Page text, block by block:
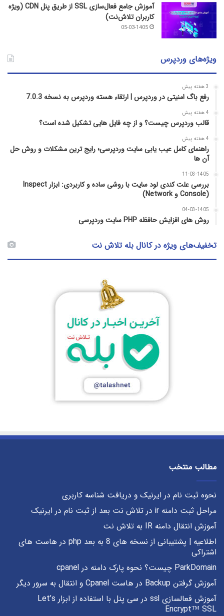
آموزش جامع فعال‌سازی SSL از طریق پنل CDN (ویژه
کاربران تلاش‌نت)
05-03-1405
ویژه‌های وردپرس
3 هفته پیش
رفع باگ امنیتی در وردپرس | ارتقاء هسته وردپرس به نسخه 7.0.3
4 هفته پیش
قالب وردپرس چیست؟ و از چه فایل­ هایی تشکیل شده است؟
4 هفته پیش
راهنمای کامل عیب‌ یابی سایت وردپرسی؛ رایج‌ ترین مشکلات و روش حل
آن‌ ها
11-03-1405
بررسی علت کندی لود سایت با روشی ساده و کاربردی: ابزار Inspect
(Console و Network)
04-03-1405
روش‌ های افزایش حافظه PHP سایت وردپرسی
تخفیف‌های ویژه در کانال بله تلاش نت
مطالب منتخب
نحوه ثبت نام در ایرنیک و دریافت شناسه کاربری
مراحل ثبت دامنه ir در تلاش نت بعد از ثبت نام در ایرنیک
آموزش انتقال دامنه IR به تلاش نت
اطلاعیه | پشتیبانی از نسخه های 8 به بعد php در هاست های
اشتراکی
ParkDomain چیست؟ نحوه پارک دامنه در cpanel
آموزش گرفتن Backup در هاست Cpanel و انتقال به سرور دیگر
آموزش فعالسازی ssl در سی پنل با استفاده از ابزار Let’s
Encrypt™ SSL